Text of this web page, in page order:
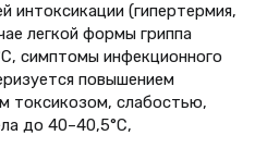
(гипертермия,
легкой формы гриппа
симптомы инфекционного
повышением
токсикозом, слабостью,
до 40–40,5°С,